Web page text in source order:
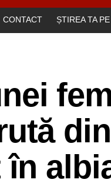
CONTACT ȘTIREA TA
în